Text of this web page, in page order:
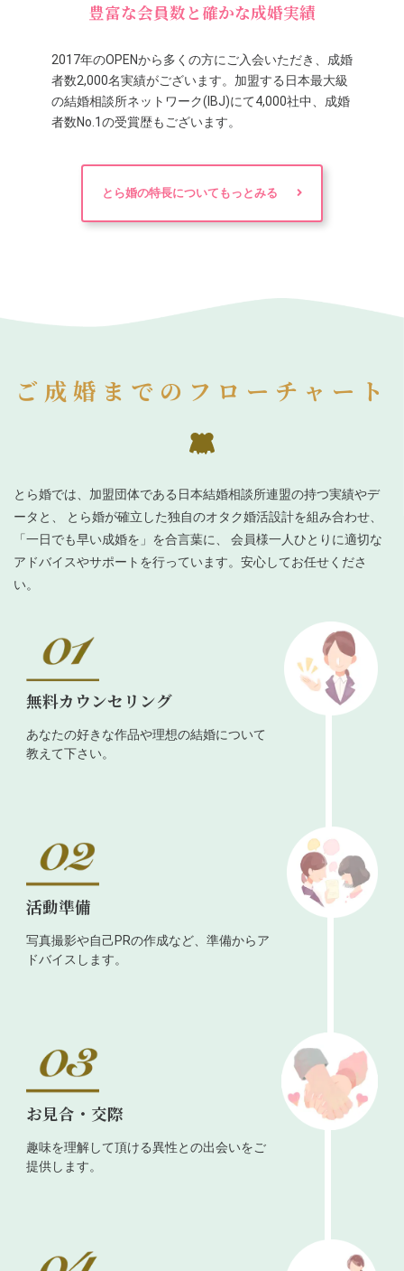
豊富な会員数と確かな成婚実績
2017年のOPENから多くの方にご入会いただき、成婚
者数2,000名実績がございます。加盟する日本最大級
の結婚相談所ネットワーク(IBJ)にて4,000社中、成婚
者数No.1の受賞歴もございます。
とら婚の特長についてもっとみる
ご成婚までのフローチャート
とら婚では、加盟団体である日本結婚相談所連盟の持つ実績やデ
ータと、 とら婚が確立した独自のオタク婚活設計を組み合わせ、
「一日でも早い成婚を」を合言葉に、 会員様一人ひとりに適切な
アドバイスやサポートを行っています。安心してお任せくださ
い。
無料カウンセリング
あなたの好きな作品や理想の結婚について
教えて下さい。
活動準備
写真撮影や自己PRの作成など、準備からア
ドバイスします。
お見合・交際
趣味を理解して頂ける異性との出会いをご
提供します。